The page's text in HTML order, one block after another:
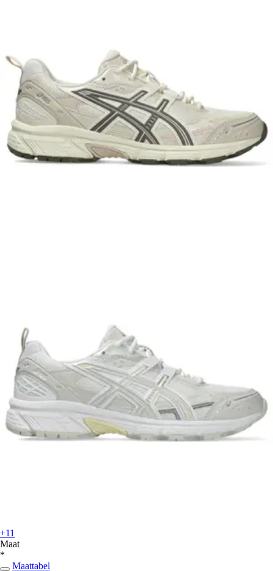
+11
Maat
*
Maattabel